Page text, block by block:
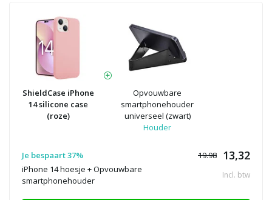
ShieldCase iPhone
14 silicone case
(roze)
Opvouwbare
smartphonehouder
universeel (zwart)
Houder
Je bespaart 37% 19.98 13,32
iPhone 14 hoesje + Opvouwbare
smartphonehouder
Incl. btw